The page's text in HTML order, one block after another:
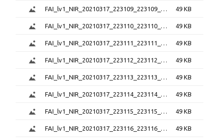
FAI_lv1_NIR_20210317_223109_223109_6.0.1.png 49 KB
FAI_lv1_NIR_20210317_223110_223110_6.0.1.png 49 KB
FAI_lv1_NIR_20210317_223111_223111_6.0.1.png 49 KB
FAI_lv1_NIR_20210317_223112_223112_6.0.1.png 49 KB
FAI_lv1_NIR_20210317_223113_223113_6.0.1.png 49 KB
FAI_lv1_NIR_20210317_223114_223114_6.0.1.png 49 KB
FAI_lv1_NIR_20210317_223115_223115_6.0.1.png 49 KB
FAI_lv1_NIR_20210317_223116_223116_6.0.1.png 49 KB